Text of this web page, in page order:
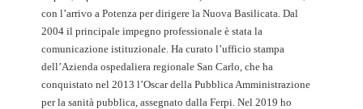
con l’arrivo a Potenza per dirigere la Nuova Basilicata. Dal
2004 il principale impegno professionale è stata la
comunicazione istituzionale. Ha curato l’ufficio stampa
dell’Azienda ospedaliera regionale San Carlo, che ha
conquistato nel 2013 l’Oscar della Pubblica Amministrazione
per la sanità pubblica, assegnato dalla Ferpi. Nel 2019 ho